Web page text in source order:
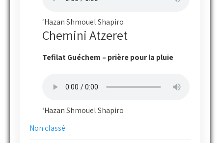
‘Hazan Shmouel Shapiro
Chemini Atzeret
Tefilat Guéchem – prière pour la pluie
‘Hazan Shmouel Shapiro
Non classé